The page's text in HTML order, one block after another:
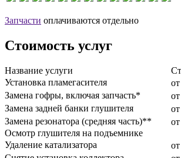
Запчасти оплачиваются отдельно
Стоимость услуг
Название услуги
Установка пламегасителя
Замена гофры, включая запчасть*
Замена задней банки глушителя
Замена резонатора (средняя часть)**
Осмотр глушителя на подъемнике
Удаление катализатора